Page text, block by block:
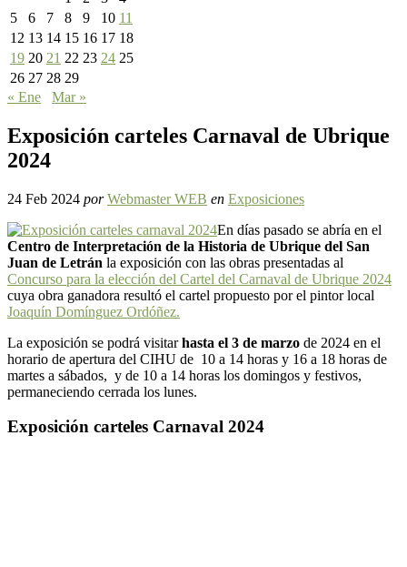
5
6 7 8 9 10 11
12 13 14 15 16 17 18
19 20 21 22 23 24 25
26 27 28 29
« Ene
Mar »
Exposición carteles Carnaval de Ubrique
2024
24 Feb 2024 por Webmaster WEB en Exposiciones
En días pasado se abría en el
Centro de Interpretación de la Historia de Ubrique del San
Juan de Letrán la exposición con las obras presentadas al
Concurso para la elección del Cartel del Carnaval de Ubrique 2024
cuya obra ganadora resultó el cartel propuesto por el pintor local
Joaquín Domínguez Ordóñez.
La exposición se podrá visitarhasta el 3 de marzo de 2024 en el
horario de apertura del CIHU de 10 a 14 horas y 16 a 18 horas de
martes a sábados, y de 10 a 14 horas los domingos y festivos,
permaneciendo cerrada los lunes.
Exposición carteles Carnaval 2024